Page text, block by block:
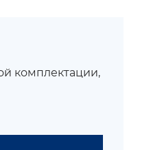
комплектации,